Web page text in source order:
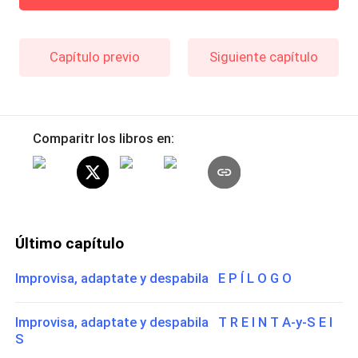
Capítulo previo Siguiente capítulo
Comparitr los libros en:
Último capítulo
Improvisa, adaptate y despabila E P Í L O G O
Improvisa, adaptate y despabila T R E I N T A-y-S E I
S